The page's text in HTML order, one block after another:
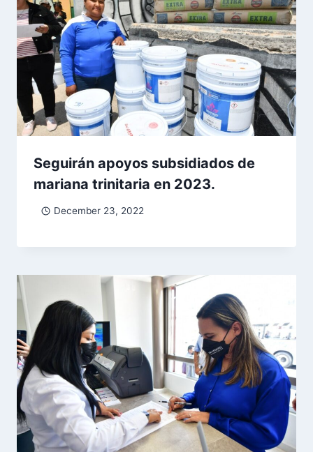
Seguirán apoyos subsidiados de
mariana trinitaria en 2023.
December 23, 2022